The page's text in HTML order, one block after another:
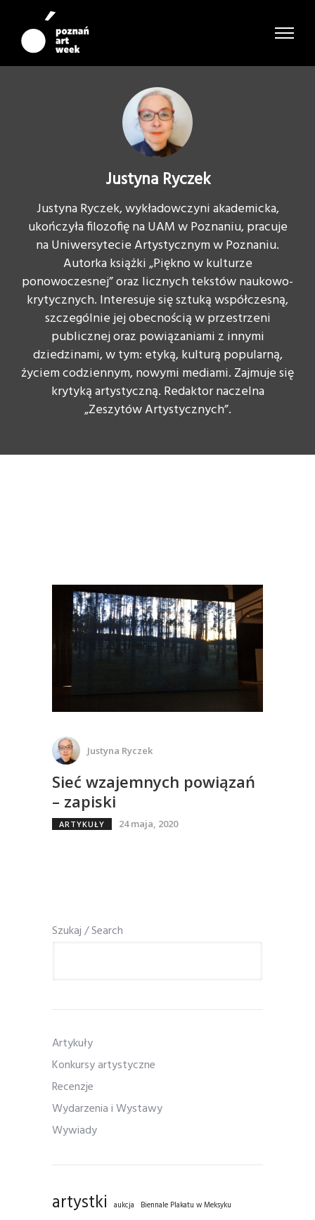
Justyna Ryczek
Justyna Ryczek, wykładowczyni akademicka,
ukończyła filozofię na UAM w Poznaniu, pracuje
na Uniwersytecie Artystycznym w Poznaniu.
Autorka książki „Piękno w kulturze
ponowoczesnej” oraz licznych tekstów naukowo-
krytycznych. Interesuje się sztuką współczesną,
szczególnie jej obecnością w przestrzeni
publicznej oraz powiązaniami z innymi
dziedzinami, w tym: etyką, kulturą popularną,
życiem codziennym, nowymi mediami. Zajmuje się
krytyką artystyczną. Redaktor naczelna
„Zeszytów Artystycznych”.
Justyna Ryczek
Sieć wzajemnych powiązań
– zapiski
ARTYKUŁY 24 maja, 2020
Szukaj / Search
Artykuły
Konkursy artystyczne
Recenzje
Wydarzenia i Wystawy
Wywiady
artystki aukcja
Biennale Plakatu w Meksyku